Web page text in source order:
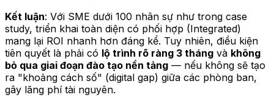
Kết luận: Với SME dưới 100 nhân sự như trong case
study, triển khai toàn diện có phối hợp (Integrated)
mang lại ROI nhanh hơn đáng kể. Tuy nhiên, điều kiện
tiên quyết là phải có lộ trình rõ ràng 3 tháng và không
bỏ qua giai đoạn đào tạo nền tảng — nếu không sẽ tạo
ra "khoảng cách số" (digital gap) giữa các phòng ban,
gây lãng phí tài nguyên.